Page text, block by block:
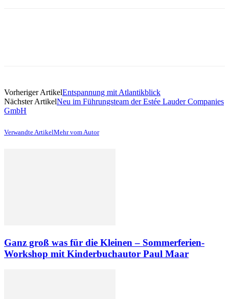
Vorheriger ArtikelEntspannung mit Atlantikblick
Nächster ArtikelNeu im Führungsteam der Estée Lauder Companies
GmbH
Verwandte ArtikelMehr vom Autor
Ganz groß was für die Kleinen – Sommerferien-
Workshop mit Kinderbuchautor Paul Maar